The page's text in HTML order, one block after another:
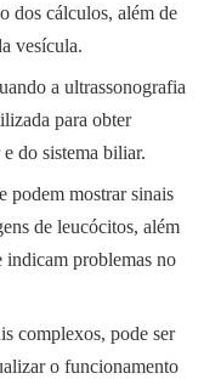
dos cálculos, além de
vesícula.
a ultrassonografia
para obter
do sistema biliar.
podem mostrar sinais
de leucócitos, além
indicam problemas no
complexos, pode ser
o funcionamento